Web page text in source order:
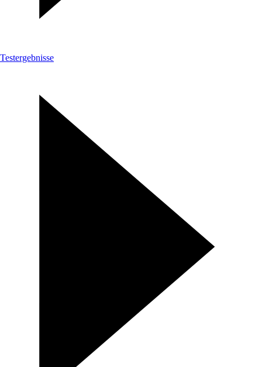
Testergebnisse